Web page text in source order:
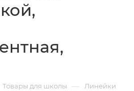
Товары для школы — Линейки